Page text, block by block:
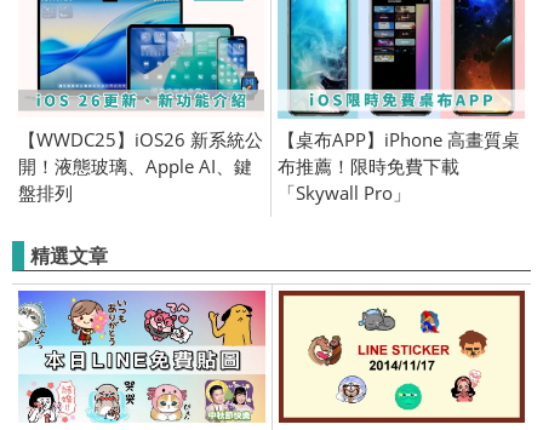
【WWDC25】iOS26 新系統公
開！液態玻璃、Apple AI、鍵
盤排列
【桌布APP】iPhone 高畫質桌
布推薦！限時免費下載
「Skywall Pro」
精選文章